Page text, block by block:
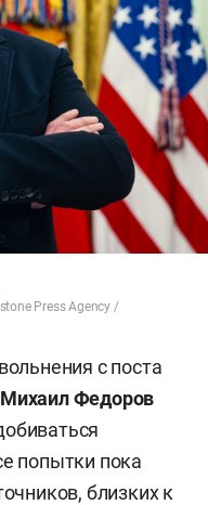
Press Agency /
с поста
Михаил Федоров
попытки пока
близких к